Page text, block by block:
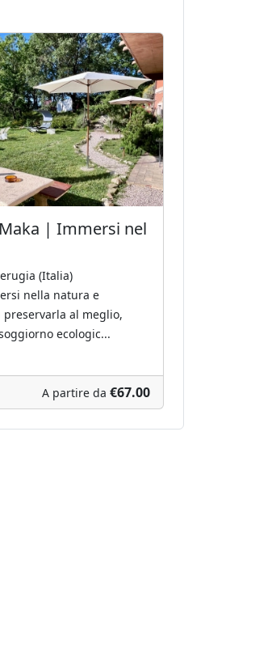
| Immersi nel
(Italia)
nella natura e
al meglio,
ecologic...
A partire da €67.00